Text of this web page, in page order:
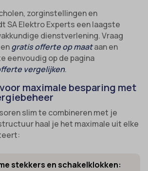
zorginstellingen en
SA Elektro Experts een laagste
dienstverlening. Vraag
gratis offerte op maataan en
eenvoudig op de pagina
vergelijken.
maximale besparing met
slim te combineren met je
haal je het maximale uit elke
stekkers en schakelklokken: